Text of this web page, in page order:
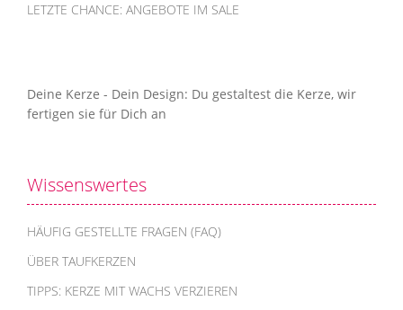
LETZTE CHANCE: ANGEBOTE IM SALE
Deine Kerze - Dein Design: Du gestaltest die Kerze, wir
fertigen sie für Dich an
Wissenswertes
HÄUFIG GESTELLTE FRAGEN (FAQ)
ÜBER TAUFKERZEN
TIPPS: KERZE MIT WACHS VERZIEREN